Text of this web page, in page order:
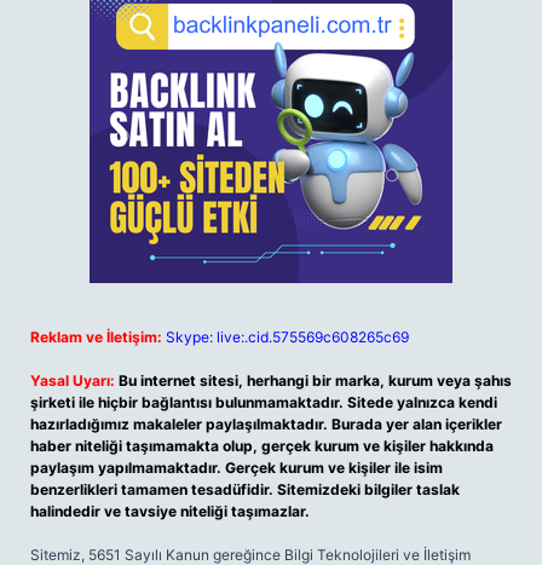
Reklam ve İletişim: Skype: live:.cid.575569c608265c69
Yasal Uyarı: Bu internet sitesi, herhangi bir marka, kurum veya şahıs
şirketi ile hiçbir bağlantısı bulunmamaktadır. Sitede yalnızca kendi
hazırladığımız makaleler paylaşılmaktadır. Burada yer alan içerikler
haber niteliği taşımamakta olup, gerçek kurum ve kişiler hakkında
paylaşım yapılmamaktadır. Gerçek kurum ve kişiler ile isim
benzerlikleri tamamen tesadüfidir. Sitemizdeki bilgiler taslak
halindedir ve tavsiye niteliği taşımazlar.
Sitemiz, 5651 Sayılı Kanun gereğince Bilgi Teknolojileri ve İletişim